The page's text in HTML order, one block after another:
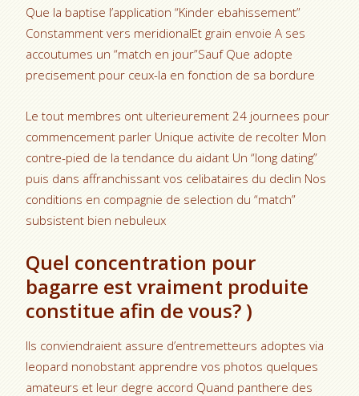
Que la baptise l’application “Kinder ebahissement”
Constamment vers meridionalEt grain envoie A ses
accoutumes un “match en jour”Sauf Que adopte
precisement pour ceux-la en fonction de sa bordure
Le tout membres ont ulterieurement 24 journees pour
commencement parler Unique activite de recolter Mon
contre-pied de la tendance du aidant Un “long dating”
puis dans affranchissant vos celibataires du declin Nos
conditions en compagnie de selection du “match”
subsistent bien nebuleux
Quel concentration pour
bagarre est vraiment produite
constitue afin de vous? )
Ils conviendraient assure d’entremetteurs adoptes via
leopard nonobstant apprendre vos photos quelques
amateurs et leur degre accord Quand panthere des